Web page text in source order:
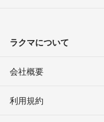
ラクマについて
会社概要
利用規約